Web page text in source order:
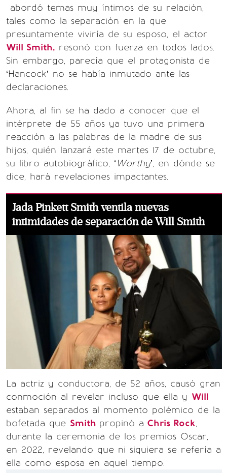
abordó temas muy íntimos de su relación,
tales como la separación en la que
presuntamente viviría de su esposo, el actor
Will Smith, resonó con fuerza en todos lados.
Sin embargo, parecía que el protagonista de
‘Hancock’ no se había inmutado ante las
declaraciones.
Ahora, al fin se ha dado a conocer que el
intérprete de 55 años ya tuvo una primera
reacción a las palabras de la madre de sus
hijos, quién lanzará este martes 17 de octubre,
su libro autobiográfico, ‘ Worthy’, en dónde se
dice, hará revelaciones impactantes.
Jada Pinkett Smith ventila nuevas
intimidades de separación de Will Smith
La actriz y conductora, de 52 años, causó gran
conmoción al revelar incluso que ella y Will
estaban separados al momento polémico de la
bofetada que Smith propinó a Chris Rock,
durante la ceremonia de los premios Oscar,
en 2022, revelando que ni siquiera se refería a
ella como esposa en aquel tiempo.